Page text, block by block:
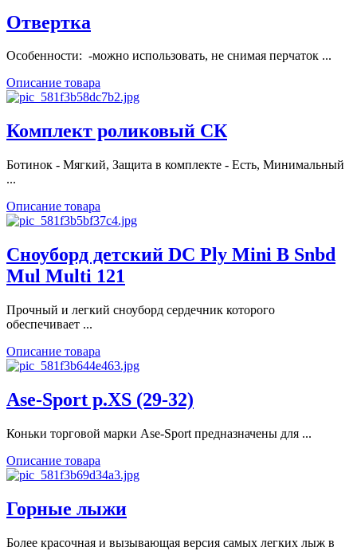
Отвертка
Особенности: -можно использовать, не снимая перчаток ...
Описание товара
Комплект роликовый СК
Ботинок - Мягкий, Защита в комплекте - Есть, Минимальный
...
Описание товара
Сноуборд детский DC Ply Mini B Snbd
Mul Multi 121
Прочный и легкий сноуборд сердечник которого
обеспечивает ...
Описание товара
Ase-Sport р.XS (29-32)
Коньки торговой марки Ase-Sport предназначены для ...
Описание товара
Горные лыжи
Более красочная и вызывающая версия самых легких лыж в